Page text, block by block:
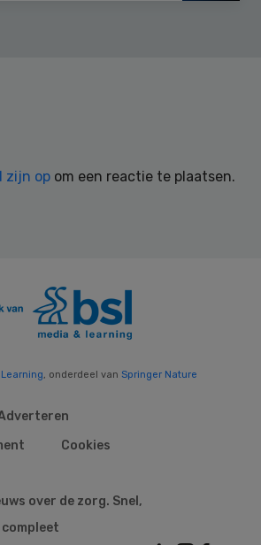
zijn op om een reactie te plaatsen.
, onderdeel van Springer Nature
Cookies
over de zorg. Snel,